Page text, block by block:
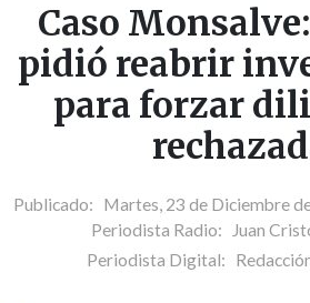
Caso
pidió reabrir
para forzar
Publicado: Martes, 23 de Diciembre
Periodista Radio:
Juan
Periodista Digital: